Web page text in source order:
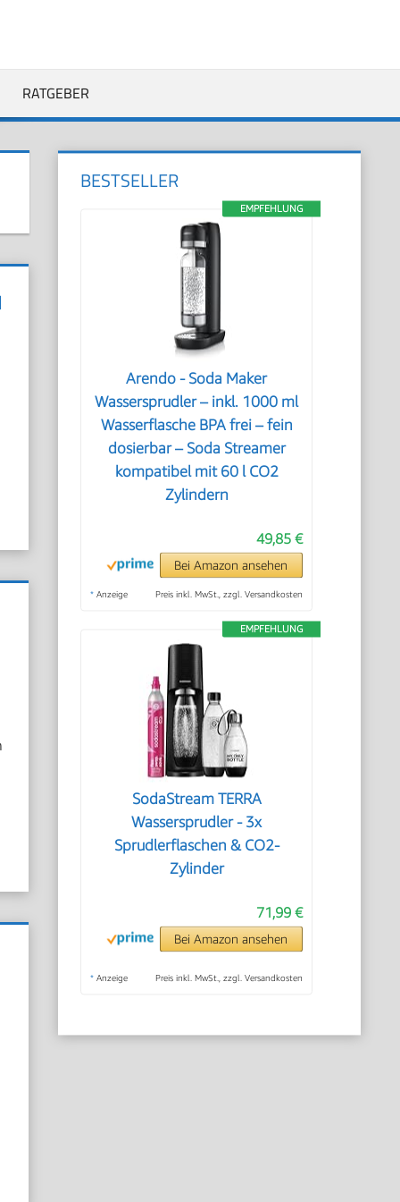
RATGEBER
BESTSELLER
EMPFEHLUNG
Arendo - Soda Maker
Wassersprudler – inkl. 1000 ml
Wasserflasche BPA frei – fein
dosierbar – Soda Streamer
kompatibel mit 60 l CO2
Zylindern
49,85 €
Bei Amazon ansehen
* Anzeige Preis inkl. MwSt., zzgl. Versandkosten
EMPFEHLUNG
SodaStream TERRA
Wassersprudler - 3x
Sprudlerflaschen & CO2-
Zylinder
71,99 €
Bei Amazon ansehen
* Anzeige Preis inkl. MwSt., zzgl. Versandkosten